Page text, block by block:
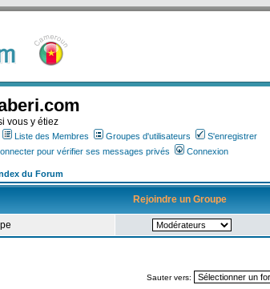
vous y étiez
Liste des Membres Groupes d'utilisateurs
S'enregistrer
pour vérifier ses messages privés Connexion
du Forum
Rejoindre un Groupe
Sauter vers: